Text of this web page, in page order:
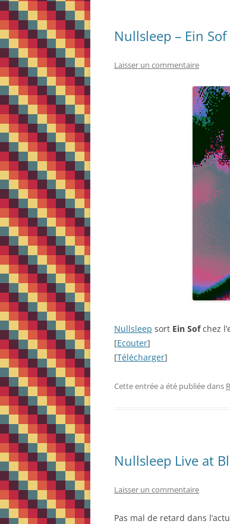
Nullsleep – Ein Sof
Laisser un commentaire
Nullsleep sort Ein Sofchez
[Ecouter]
[Télécharger]
Cette entrée a été publiée dans
Nullsleep Live at
Laisser un commentaire
Pas mal de retard dans